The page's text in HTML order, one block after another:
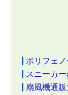
ポリフェ
スニーカ
扇風機通